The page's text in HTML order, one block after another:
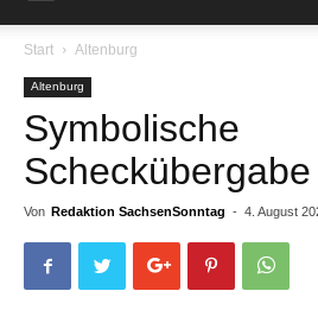
Start Altenburg
Altenburg
Symbolische
Scheckübergabe
Von Redaktion SachsenSonntag - 4. August